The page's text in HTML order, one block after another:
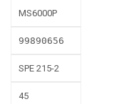
MS6000P
99890656
SPE 215-2
45